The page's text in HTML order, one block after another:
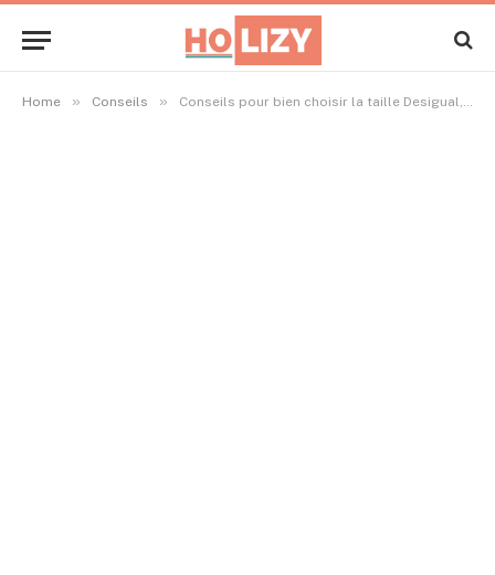
Home » Conseils » Conseils pour bien choisir la taille Desigual, petite ou grande ?